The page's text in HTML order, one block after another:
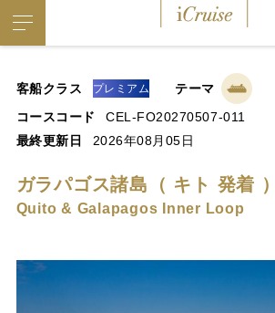
客船クラス プレミアム
テーマ
コースコード
CEL-FO20270507-011
最終更新日
2026年08月05日
ガラパゴス諸島（ キト 発着 ）
Quito & Galapagos Inner Loop